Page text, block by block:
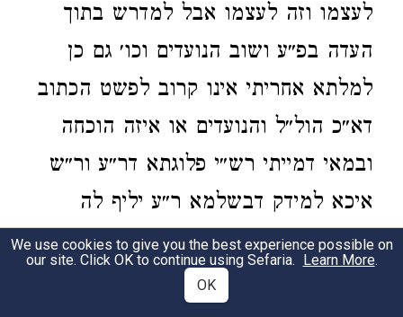
לעצמו וזה לעצמו אבל למדרש בתוך
העדה בפ״ע ושוב הנועדים וכו׳ גם כן
למלתא אחריתי אינו קרוב לפשט הכתוב
דא״כ הול״ל והנועדים או איזה הוכחה
ובמאי דמייתי רש״י פלוגתא דר״ע ור״ש
איכא למידק דבשלמא ר״ע יליף לה
מג״ש דמרב׳ מדבר כדאי׳בשבת דף צ״ו
אלא ר״ש דהיא נמי סברת ר״י בן בתיר׳
We use cookies to give you the best experience possible on
our site. Click OK to continue using Sefaria. Learn More.
OK